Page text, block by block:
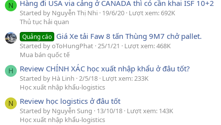
N Hàng đi USA via cảng ở CANADA thì có cần khai ISF 10+2
Started by Nguyễn Thị Nhi 19/6/20 Lượt xem: 692K
Thủ tục hải quan
Quảng cáo Giá Xe tải Faw 8 tấn Thùng 9M7 chở pallet.
Started by oToHungPhat 25/1/21
Lượt xem: 468K
Mua bán quốc tế
H Review CHÍNH XÁC học xuất nhập khẩu ở đâu tốt?
Started by Hà Linh 2/5/18 Lượt xem: 233K
Học xuất nhập khẩu-logistics
N Review học logistics ở đâu tốt
Started by Nguyễn Sung 13/10/18 Lượt xem: 143K
Học xuất nhập khẩu-logistics